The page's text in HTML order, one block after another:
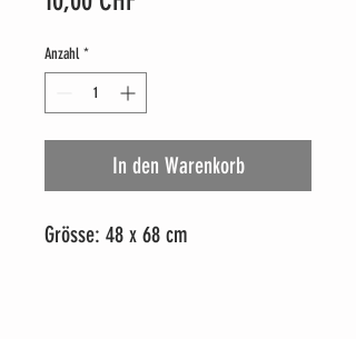
Anzahl *
In den Warenkorb
Grösse: 48 x 68 cm